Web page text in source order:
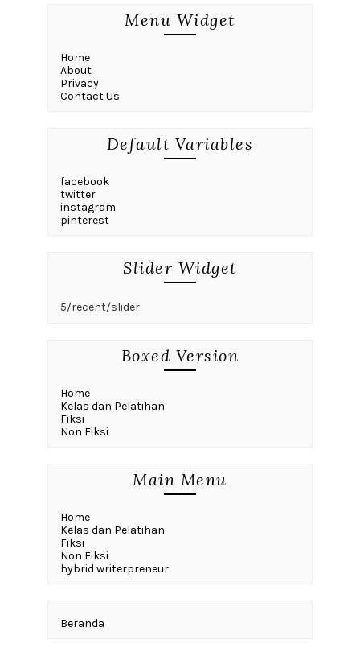
Menu Widget
Home
About
Privacy
Contact Us
Default Variables
facebook
twitter
instagram
pinterest
Slider Widget
5/recent/slider
Boxed Version
Home
Kelas dan Pelatihan
Fiksi
Non Fiksi
Main Menu
Home
Kelas dan Pelatihan
Fiksi
Non Fiksi
hybrid writerpreneur
Beranda